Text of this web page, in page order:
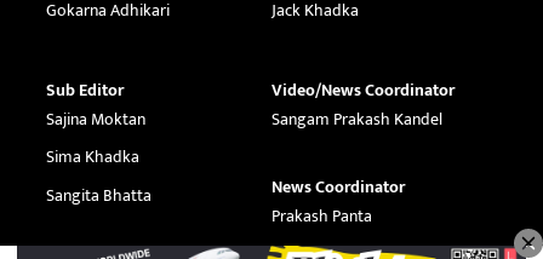
Gokarna Adhikari
Sub Editor
Sajina Moktan
Sima Khadka
Sangita Bhatta
Jack Khadka
Video/News Coordinator
Sangam Prakash Kandel
News Coordinator
Prakash Panta